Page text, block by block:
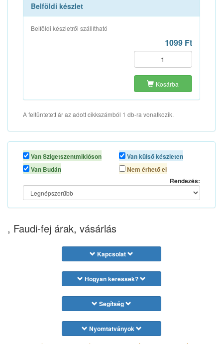
Belföldi készlet
Belföldi készletről szállítható
1099 Ft
Kosárba
A feltüntetett ár az adott cikkszámból 1 db-ra vonatkozik.
Van Szigetszentmiklóson
Van Budán
Van külső készleten
Nem érhető el
Rendezés:
, Faudi-fej árak, vásárlás
Kapcsolat
Hogyan keressek?
Segítség
Nyomtatványok